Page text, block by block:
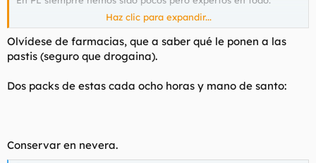
No es que me quiera drogar , pero me interesaría saber
cuándo (o cómo) me van a vender o no Tramadol, Romilar,
Analgiplus, oxicodona, ,@Codeisan de 20
No se ha arrojado lulz suficiente en este tema en eones.
Haz clic para expandir...
Olvídese de farmacias, que a saber qué le ponen a las
pastis (seguro que drogaina).
Dos packs de estas cada ocho horas y mano de santo:
Conservar en nevera.